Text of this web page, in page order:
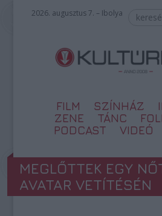
2026. augusztus 7. – Ibolya
FILM SZÍNHÁZ
ZENE
TÁNC
PODCAST
VIDEÓ
MEGLŐTTEK EGY
AVATAR VETÍTÉSÉN